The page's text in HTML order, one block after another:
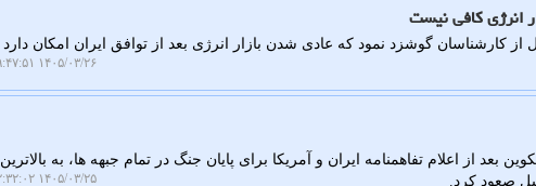
انرژی کافی نیست
کارشناسان گوشزد نمود که عادی شدن بازار انرژی بعد از توافق ایران امکان دارد
۱۴۰۵/۰۳/۲۶ ۰۹:۴۷:۵۱
بعد از اعلام تفاهمنامه ایران و آمریکا برای پایان جنگ در تمام جبهه ها، به بالاترین
صعود کرد.
۱۴۰۵/۰۳/۲۵ ۱۲:۳۲:۰۲